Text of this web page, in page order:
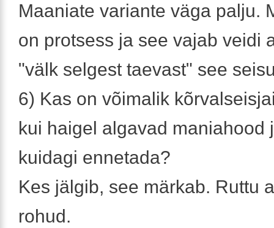
Maaniate variante väga palju.
on protsess ja see vajab veidi
"välk selgest taevast" see
6) Kas on võimalik
kui haigel algavad maniahood
kuidagi ennetada?
Kes jälgib, see märkab. Ruttu
rohud.